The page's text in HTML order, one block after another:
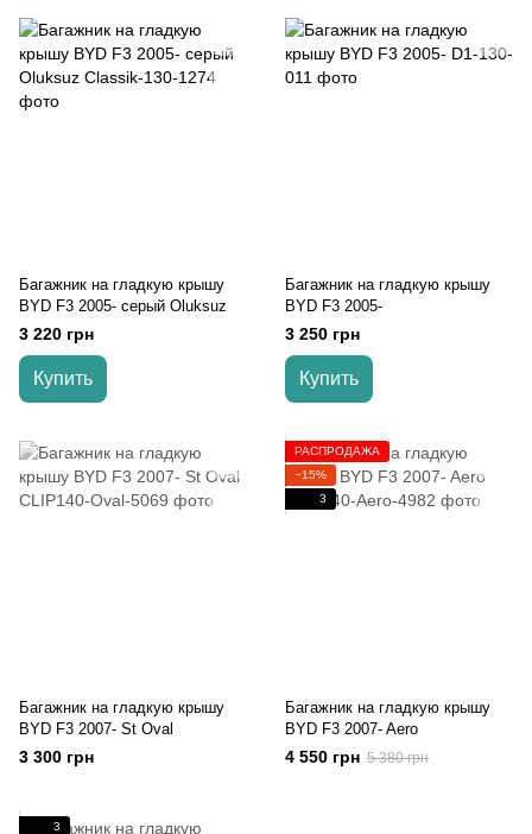
Багажник на гладкую крышу
BYD F3 2005- серый Oluksuz
3 220 грн
Купить
Багажник на гладкую крышу
BYD F3 2005-
3 250 грн
Купить
Багажник на гладкую крышу
BYD F3 2007- St Oval
3 300 грн
РАСПРОДАЖА
−15%
3
Багажник на гладкую крышу
BYD F3 2007- Aero
4 550 грн 5 380 грн
3